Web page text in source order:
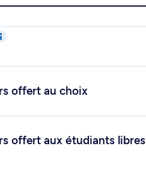
offert au choix
offert aux étudiants libres